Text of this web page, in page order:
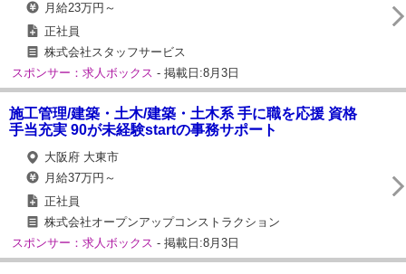
月給23万円～
正社員
株式会社スタッフサービス
スポンサー：求人ボックス - 掲載日:8月3日
施工管理/建築・土木/建築・土木系 手に職を応援 資格
手当充実 90が未経験startの事務サポート
大阪府 大東市
月給37万円～
正社員
株式会社オープンアップコンストラクション
スポンサー：求人ボックス - 掲載日:8月3日